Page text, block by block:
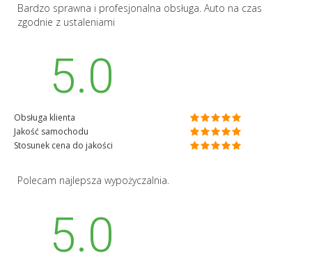
Bardzo sprawna i profesjonalna obsługa. Auto na czas
zgodnie z ustaleniami
5.0
Obsługa klienta
Jakość samochodu
Stosunek cena do jakości
Polecam najlepsza wypożyczalnia.
5.0